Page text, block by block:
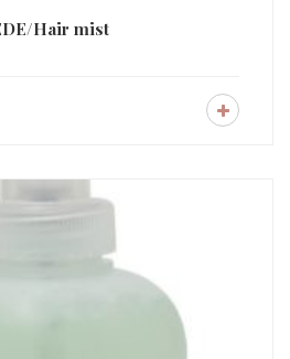
Hair mist